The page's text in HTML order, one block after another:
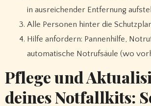
in ausreichender Entfernung
Alle Personen hinter die
Hilfe anfordern: Pannenhilfe,
automatische Notrufsäule (wo
Pflege und
deines Notfallkits: